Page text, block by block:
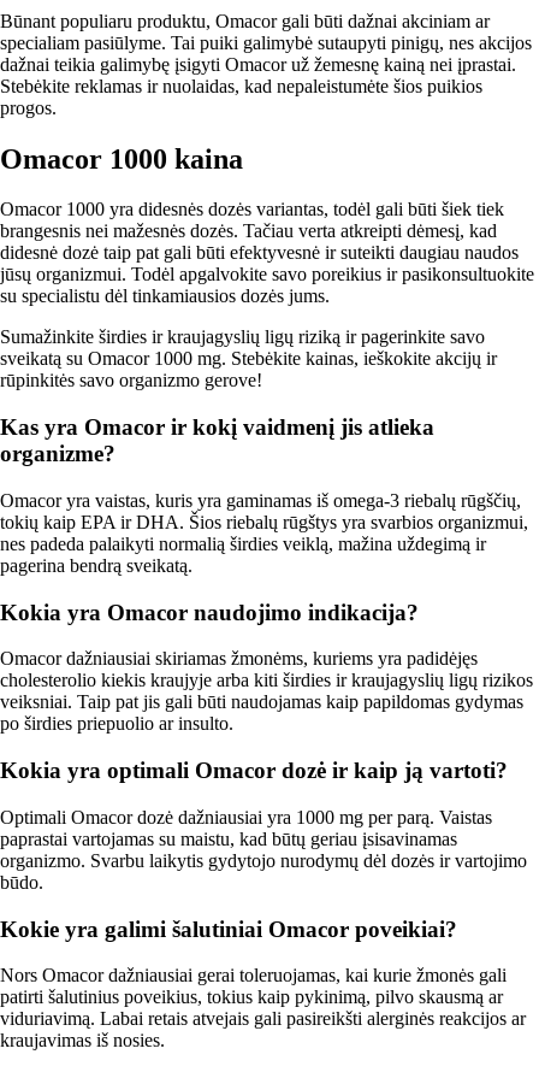
Būnant populiaru produktu, Omacor gali būti dažnai akciniam ar
specialiam pasiūlyme. Tai puiki galimybė sutaupyti pinigų, nes akcijos
dažnai teikia galimybę įsigyti Omacor už žemesnę kainą nei įprastai.
Stebėkite reklamas ir nuolaidas, kad nepaleistumėte šios puikios
progos.
Omacor 1000 kaina
Omacor 1000 yra didesnės dozės variantas, todėl gali būti šiek tiek
brangesnis nei mažesnės dozės. Tačiau verta atkreipti dėmesį, kad
didesnė dozė taip pat gali būti efektyvesnė ir suteikti daugiau naudos
jūsų organizmui. Todėl apgalvokite savo poreikius ir pasikonsultuokite
su specialistu dėl tinkamiausios dozės jums.
Sumažinkite širdies ir kraujagyslių ligų riziką ir pagerinkite savo
sveikatą su Omacor 1000 mg. Stebėkite kainas, ieškokite akcijų ir
rūpinkitės savo organizmo gerove!
Kas yra Omacor ir kokį vaidmenį jis atlieka
organizme?
Omacor yra vaistas, kuris yra gaminamas iš omega-3 riebalų rūgščių,
tokių kaip EPA ir DHA. Šios riebalų rūgštys yra svarbios organizmui,
nes padeda palaikyti normalią širdies veiklą, mažina uždegimą ir
pagerina bendrą sveikatą.
Kokia yra Omacor naudojimo indikacija?
Omacor dažniausiai skiriamas žmonėms, kuriems yra padidėjęs
cholesterolio kiekis kraujyje arba kiti širdies ir kraujagyslių ligų rizikos
veiksniai. Taip pat jis gali būti naudojamas kaip papildomas gydymas
po širdies priepuolio ar insulto.
Kokia yra optimali Omacor dozė ir kaip ją vartoti?
Optimali Omacor dozė dažniausiai yra 1000 mg per parą. Vaistas
paprastai vartojamas su maistu, kad būtų geriau įsisavinamas
organizmo. Svarbu laikytis gydytojo nurodymų dėl dozės ir vartojimo
būdo.
Kokie yra galimi šalutiniai Omacor poveikiai?
Nors Omacor dažniausiai gerai toleruojamas, kai kurie žmonės gali
patirti šalutinius poveikius, tokius kaip pykinimą, pilvo skausmą ar
viduriavimą. Labai retais atvejais gali pasireikšti alerginės reakcijos ar
kraujavimas iš nosies.